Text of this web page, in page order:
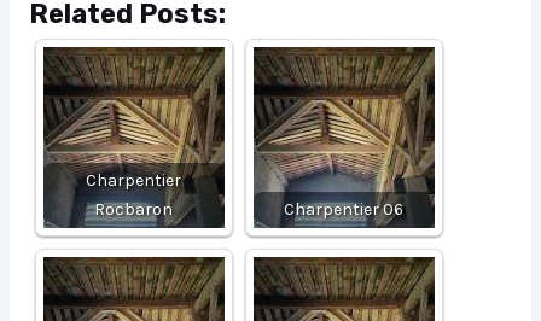
Related Posts:
Charpentier
Rocbaron
Charpentier 06